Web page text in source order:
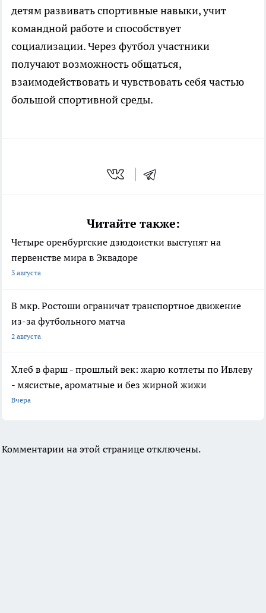
детям развивать спортивные навыки, учит
командной работе и способствует
социализации. Через футбол участники
получают возможность общаться,
взаимодействовать и чувствовать себя частью
большой спортивной среды.
Читайте также:
Четыре оренбургские дзюдоистки выступят на
первенстве мира в Эквадоре
3 августа
В мкр. Ростоши ограничат транспортное движение
из-за футбольного матча
2 августа
Хлеб в фарш - прошлый век: жарю котлеты по Ивлеву
- мясистые, ароматные и без жирной жижи
Вчера
Комментарии на этой странице отключены.